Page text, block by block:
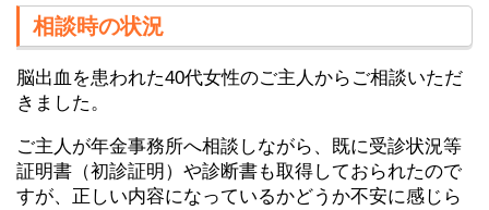
相談時の状況
脳出血を患われた40代女性のご主人からご相談いただ
きました。
ご主人が年金事務所へ相談しながら、既に受診状況等
証明書（初診証明）や診断書も取得しておられたので
すが、正しい内容になっているかどうか不安に感じら